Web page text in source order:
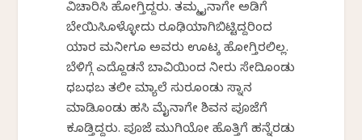
ವಿಚಾರಿಸಿ ಹೋಗ್ತಿದ್ದರು. ತಮ್ಮ ಕೈನಾಗೇ ಅಡಿಗೆ
ಬೇಯಿಸಿಕೊಳ್ಳೋದು ರೂಢಿಯಾಗಿಬಿಟ್ಟಿದ್ದರಿಂದ
ಯಾರ ಮನೀಗೂ ಅವರು ಊಟಕ್ಕೆ ಹೋಗ್ತಿರಲಿಲ್ಲ.
ಬೆಳಿಗ್ಗೆ ಎದ್ದೊಡನೆ ಬಾವಿಯಿಂದ ನೀರು ಸೇದಿಕೊಂಡು
ಧಬಧಬ ತಲೀ ಮ್ಯಾಲೆ ಸುರಕೊಂಡು ಸ್ನಾನ
ಮಾಡಿಕೊಂಡು ಹಸಿ ಮೈನಾಗೇ ಶಿವನ ಪೂಜೆಗೆ
ಕೂಡ್ತಿದ್ದರು. ಪೂಜೆ ಮುಗಿಯೋ ಹೊತ್ತಿಗೆ ಹನ್ನೆರಡು